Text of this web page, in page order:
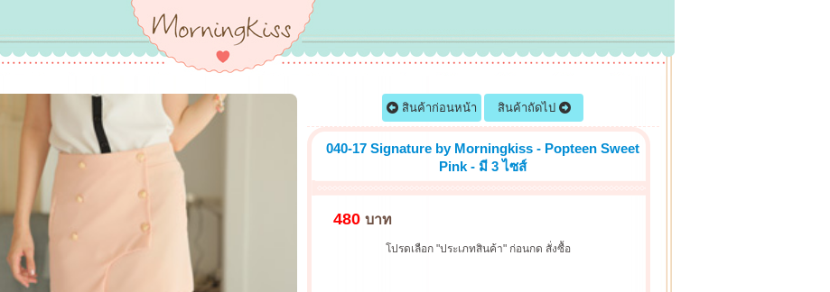
สินค้าก่อนหน้า สินค้าถัดไป
040-17 Signature by Morningkiss - Popteen Sweet
Pink - มี 3 ไซส์
480 บาท
โปรดเลือก "ประเภทสินค้า" ก่อนกด สั่งซื้อ